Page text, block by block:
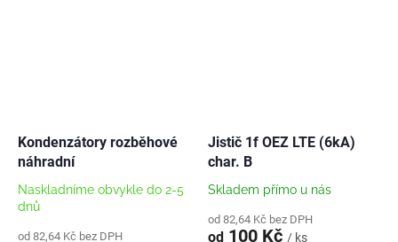
Kondenzátory rozběhové
náhradní
Naskladníme obvykle do 2-5
dnů
od 82,64 Kč bez DPH
Jistič 1f OEZ LTE (6kA)
char. B
Skladem přímo u nás
od 82,64 Kč bez DPH
od 100 Kč / ks